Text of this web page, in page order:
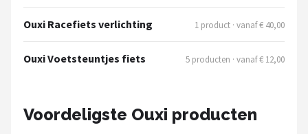
Ouxi Racefiets verlichting 1 product · vanaf € 40,00
Ouxi Voetsteuntjes fiets 5 producten · vanaf € 12,00
Voordeligste Ouxi producten